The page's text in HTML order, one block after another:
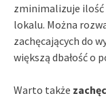
zminimalizuje ilość
lokalu. Można
zachęcających do
większą dbałość o
Warto także